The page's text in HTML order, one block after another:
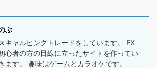
ぶ
スキャルピングトレードをしています。 FX
心者の方の目線に立ったサイトを作ってい
きます。 趣味はゲームとカラオケです。